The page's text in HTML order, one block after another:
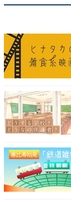
品といえそうで
【今日チェッ